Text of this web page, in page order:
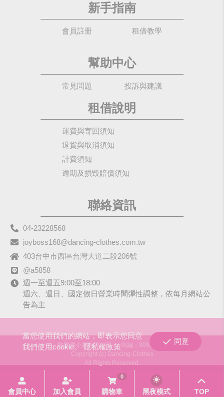
新手指南
會員註冊 租借教學
幫助中心
常見問題 投訴與建議
租借說明
運費與寄回須知
退貨與取消須知
計費須知
逾期及損毀賠償須知
聯絡資訊
04-23228568
joyboss168@dancing-clothes.com.tw
403台中市西區台灣大道二段206號
@a5858
週一至週五9:00至18:00
週六、週日、國定假日營業時間彈性調整，依每月網站公
告為主
歡樂國企業有限公司
統編：90979680
Copyright (c) Dancing-Clothes
All Rights Reserved.
當您使用我們的網站，即表示您同意
我們使用cookie。隱私權政策
同意
會員中心 加入會員
0
購物車 黑夜模式 TOP